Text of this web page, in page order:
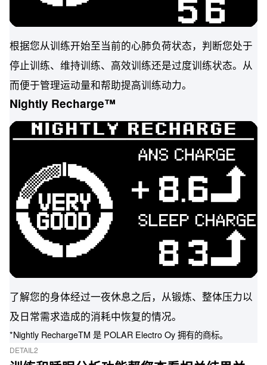
根据您从训练开始至当前的心肺负荷状态，判断您处于
停止训练、维持训练、高效训练还是过度训练状态。从
而便于管理运动量和帮助提高训练动力。
Nightly Recharge™
了解您的身体经过一夜休息之后，从锻炼、整体压力以
及日常需求造成的消耗中恢复的情况。
*Nightly RechargeTM 是 POLAR Electro Oy 拥有的商标。
DETAIL2